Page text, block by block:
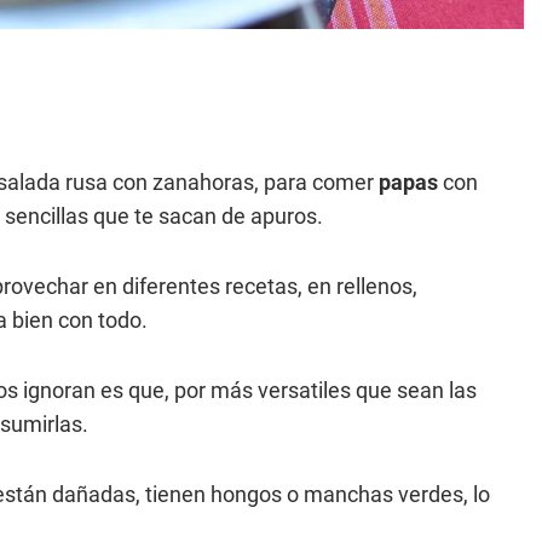
rusa con zanahoras, para comer papascon
que te sacan de apuros.
en diferentes recetas, en rellenos,
bien con todo.
ignoran es que, por más versatiles que sean las
dañadas, tienen hongos o manchas verdes, lo